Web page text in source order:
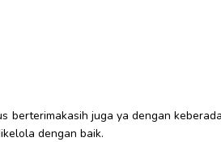
berterimakasih juga ya dengan
dengan baik.